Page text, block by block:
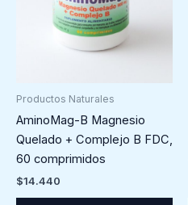
Productos Naturales
AminoMag-B Magnesio
Quelado + Complejo B FDC,
60 comprimidos
$14.440